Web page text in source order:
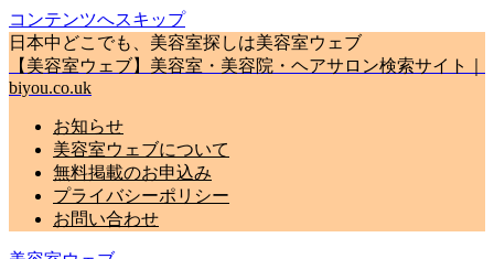
コンテンツへスキップ
日本中どこでも、美容室探しは美容室ウェブ
【美容室ウェブ】美容室・美容院・ヘアサロン検索サイト｜
biyou.co.uk
お知らせ
美容室ウェブについて
無料掲載のお申込み
プライバシーポリシー
お問い合わせ